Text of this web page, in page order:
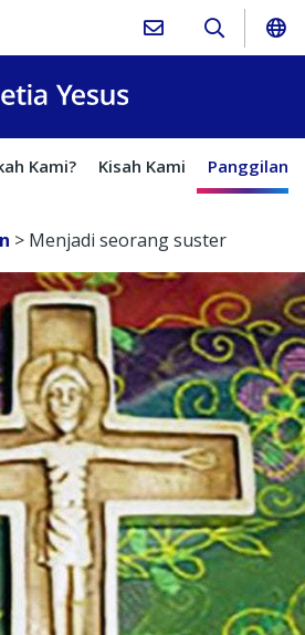
Kami? Kisah Kami Panggilan
> Menjadi seorang suster